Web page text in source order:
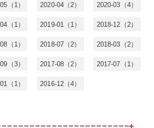
（1） 2020-04（2） 2020-03（4）
（1） 2019-01（1） 2018-12（2）
（1） 2018-07（2） 2018-03（2）
（3） 2017-08（2） 2017-07（1）
（1） 2016-12（4）